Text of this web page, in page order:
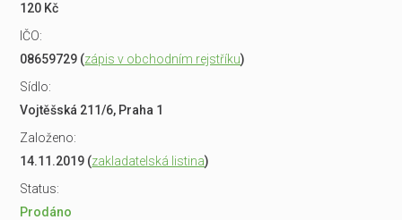
120 Kč
IČO:
08659729 (zápis v obchodním rejstříku)
Sídlo:
Vojtěšská 211/6, Praha 1
Založeno:
14.11.2019 (zakladatelská listina)
Status:
Prodáno